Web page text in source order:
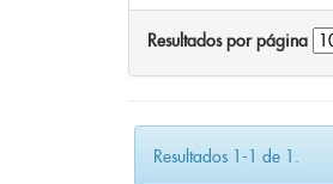
Resultados por página
Resultados 1-1 de 1.